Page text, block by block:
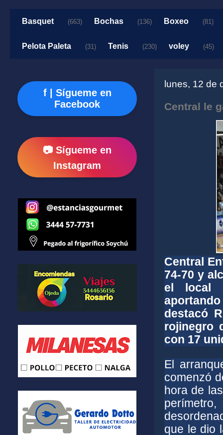
Basquet (663) Bochas (136) Boxeo (81)
Pelota Paleta (31) Tenis (230) voley (45)
lunes, 12 de
Central le
Central
74-70 y
el local
destacó
rojinegro
con 17
El
comenzó
hora de
que le dio
f | Sígueme en
Facebook
📷 Sígueme en
Instagram